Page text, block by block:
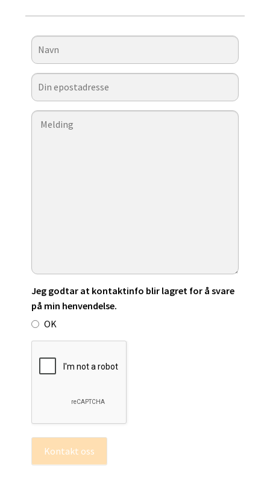
Jeg godtar at kontaktinfo blir lagret for å svare
på min henvendelse.
OK
Kontakt oss